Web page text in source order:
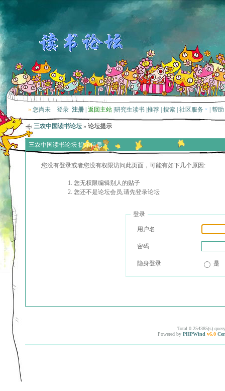
» 您尚未 登录 注册 返回主站 研究生读书 推荐 搜索 社区服务 帮助
三农中国读书论坛 » 论坛提示
三农中国读书论坛 提示信息
您没有登录或者您没有权限访问此页面，可能有如下几个原因:
您无权限编辑别人的贴子
您还不是论坛会员,请先登录论坛
登录
用户名
密码
隐身登录 是
Total 0.254385(s)
Powered by PHPWind v6.0